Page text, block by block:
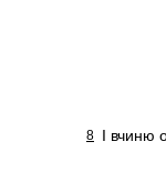
8 І вчиню